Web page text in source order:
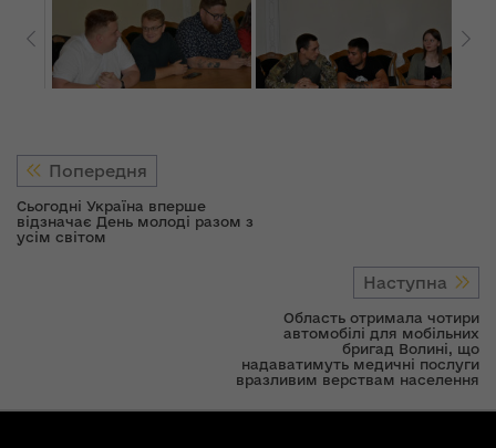
Попередня
Сьогодні Україна вперше
відзначає День молоді разом з
усім світом
Наступна
Область отримала чотири
автомобілі для мобільних
бригад Волині, що
надаватимуть медичні послуги
вразливим верствам населення